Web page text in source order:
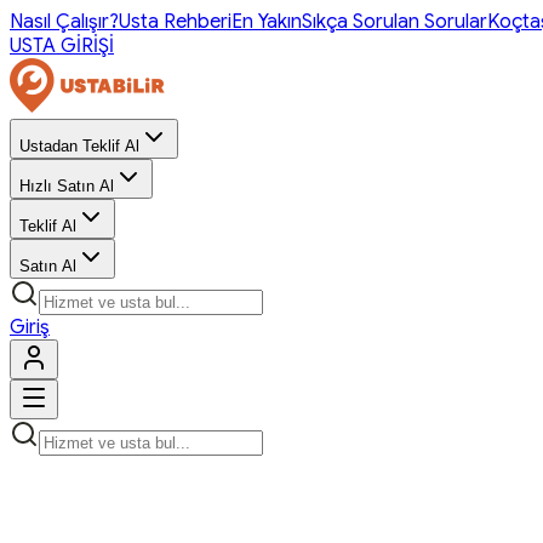
Nasıl Çalışır?Usta RehberiEn YakınSıkça Sorulan Sorular
USTA GİRİŞİ
Ustadan Teklif Al
Hızlı Satın Al
Teklif Al
Satın Al
Giriş